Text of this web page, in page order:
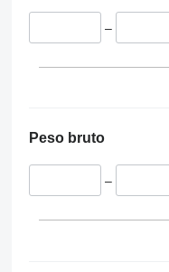
–
Peso bruto
–